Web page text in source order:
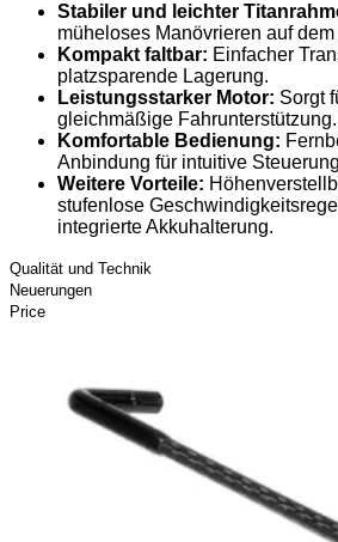
Stabiler und leichter
müheloses Manövrieren auf
Kompakt faltbar: Einfacher
platzsparende Lagerung.
Leistungsstarker Motor: Sorgt
gleichmäßige Fahrunterstützung.
Komfortable Bedienung:
Anbindung für intuitive
Weitere Vorteile:
stufenlose
integrierte Akkuhalterung.
Qualität und Technik
Neuerungen
Price